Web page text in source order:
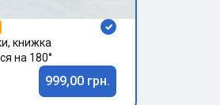
книжка
на 180°
999,00 грн.